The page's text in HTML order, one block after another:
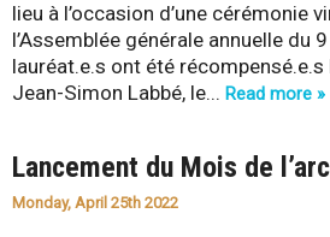
lieu à l’occasion d’une cérémonie
l’Assemblée générale annuelle du
lauréat.e.s ont été
Jean-Simon Labbé, le... Read more »
Lancement du Mois de
Monday, April 25th 2022